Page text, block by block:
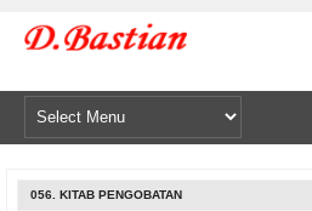
056. KITAB PENGOBATAN